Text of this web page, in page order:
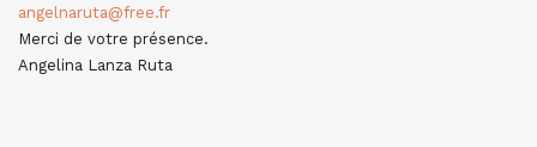
angelnaruta@free.fr
Merci de votre présence.
Angelina Lanza Ruta